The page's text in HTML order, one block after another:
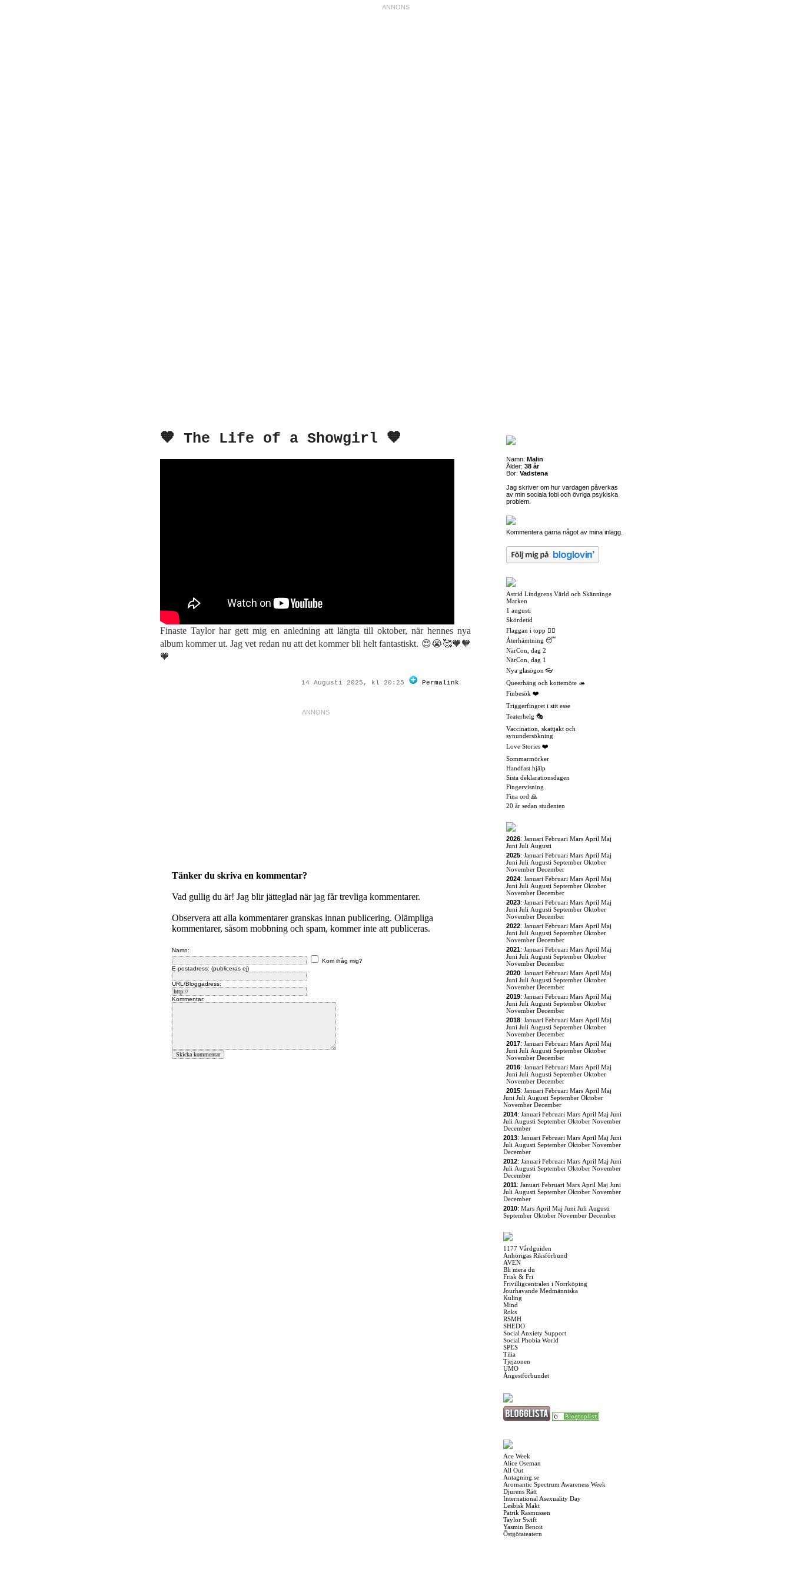
🧡 The Life of a Showgirl 🧡
Finaste Taylor har gett mig en anledning att längta till oktober, när hennes nya
album kommer ut. Jag vet redan nu att det kommer bli helt fantastiskt. 😍😭🥰🧡🧡
🧡
14 Augusti 2025, kl 20:25 Permalink
Tänker du skriva en kommentar?
Vad gullig du är! Jag blir jätteglad när jag får trevliga kommentarer.
Observera att alla kommentarer granskas innan publicering. Olämpliga
kommentarer, såsom mobbning och spam, kommer inte att publiceras.
Namn:
Kom ihåg mig?
E-postadress: (publiceras ej)
URL/Bloggadress:
Kommentar:
Namn: Malin
Ålder: 38 år
Bor: Vadstena
Jag skriver om hur vardagen påverkas
av min sociala fobi och övriga psykiska
problem.
Kommentera gärna något av mina inlägg.
Astrid Lindgrens Värld och Skänninge
Marken
1 augusti
Skördetid
Flaggan i topp 🏳️‍🌈
Återhämtning 😴
NärCon, dag 2
NärCon, dag 1
Nya glasögon 👓
Queerhäng och kottemöte 🦔
Finbesök ❤️
Triggerfingret i sitt esse
Teaterhelg 🎭
Vaccination, skattjakt och
synundersökning
Love Stories ❤️
Sommarmörker
Handfast hjälp
Sista deklarationsdagen
Fingervisning
Fina ord 🙏
20 år sedan studenten
2026: Januari Februari Mars April Maj
Juni Juli Augusti
2025: Januari Februari Mars April Maj
Juni Juli Augusti September Oktober
November December
2024: Januari Februari Mars April Maj
Juni Juli Augusti September Oktober
November December
2023: Januari Februari Mars April Maj
Juni Juli Augusti September Oktober
November December
2022: Januari Februari Mars April Maj
Juni Juli Augusti September Oktober
November December
2021: Januari Februari Mars April Maj
Juni Juli Augusti September Oktober
November December
2020: Januari Februari Mars April Maj
Juni Juli Augusti September Oktober
November December
2019: Januari Februari Mars April Maj
Juni Juli Augusti September Oktober
November December
2018: Januari Februari Mars April Maj
Juni Juli Augusti September Oktober
November December
2017: Januari Februari Mars April Maj
Juni Juli Augusti September Oktober
November December
2016: Januari Februari Mars April Maj
Juni Juli Augusti September Oktober
November December
2015: Januari Februari Mars April Maj
Juni Juli Augusti September Oktober
November December
2014: Januari Februari Mars April Maj Juni
Juli Augusti September Oktober November
December
2013: Januari Februari Mars April Maj Juni
Juli Augusti September Oktober November
December
2012: Januari Februari Mars April Maj Juni
Juli Augusti September Oktober November
December
2011: Januari Februari Mars April Maj Juni
Juli Augusti September Oktober November
December
2010: Mars April Maj Juni Juli Augusti
September Oktober November December
1177 Vårdguiden
Anhörigas Riksförbund
AVEN
Bli mera du
Frisk & Fri
Frivilligcentralen i Norrköping
Jourhavande Medmänniska
Kuling
Mind
Roks
RSMH
SHEDO
Social Anxiety Support
Social Phobia World
SPES
Tilia
Tjejzonen
UMO
Ångestförbundet
Ace Week
Alice Oseman
All Out
Antagning.se
Aromantic Spectrum Awareness Week
Djurens Rätt
International Asexuality Day
Lesbisk Makt
Patrik Rasmussen
Taylor Swift
Yasmin Benoit
Östgötateatern